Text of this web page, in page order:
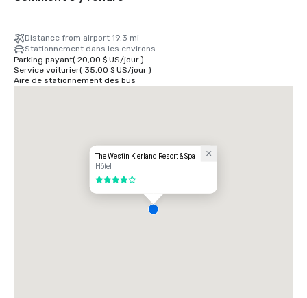
Distance from airport 19.3 mi
Stationnement dans les environs
Parking payant( 20,00 $ US/jour)
Service voiturier( 35,00 $ US/jour)
Aire de stationnement des bus
The Westin Kierland Resort & Spa
Hôtel
4 sur 5